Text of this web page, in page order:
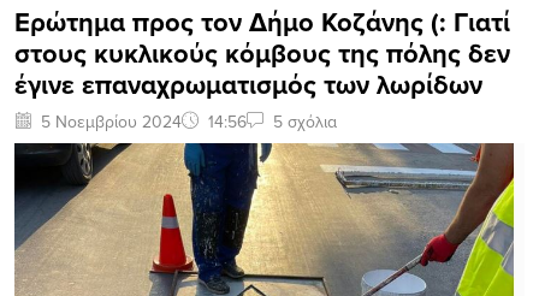
Ερώτημα προς τον Δήμο Κοζάνης (: Γιατί
στους κυκλικούς κόμβους της πόλης δεν
έγινε επαναχρωματισμός των λωρίδων
5 Νοεμβρίου 2024 14:56 5 σχόλια